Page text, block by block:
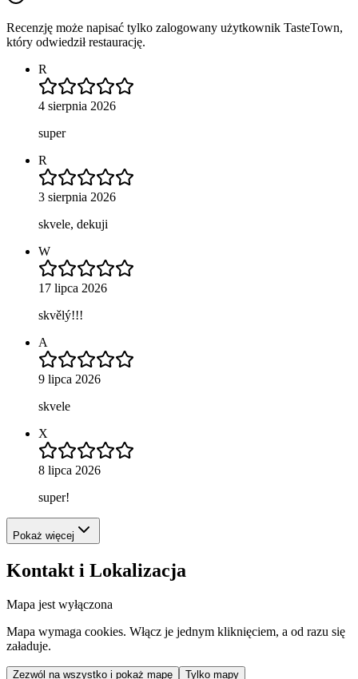
Recenzję może napisać tylko zalogowany użytkownik TasteTown,
który odwiedził restaurację.
R
4 sierpnia 2026
super
R
3 sierpnia 2026
skvele, dekuji
W
17 lipca 2026
skvělý!!!
A
9 lipca 2026
skvele
X
8 lipca 2026
super!
Pokaż więcej
Kontakt i Lokalizacja
Mapa jest wyłączona
Mapa wymaga cookies. Włącz je jednym kliknięciem, a od razu się
załaduje.
Zezwól na wszystko i pokaż mapę Tylko mapy